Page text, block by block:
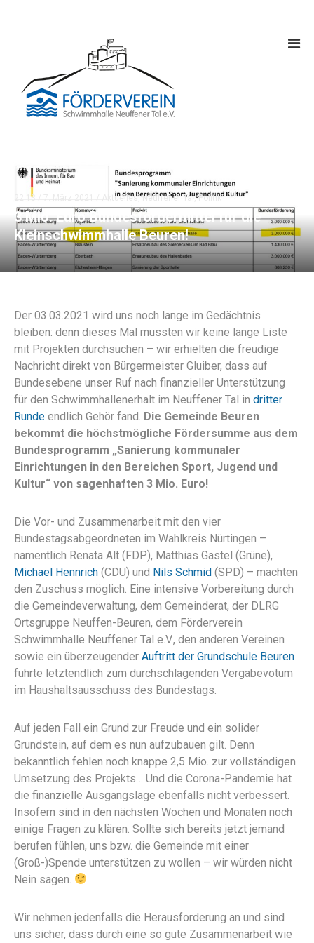
22:13 / Aktuelles,Neuffener Tal,Politik
3 Mio. Euro Bundesfördermittel für die
Kleinschwimmhalle Beuren!
Der 03.03.2021 wird uns noch lange im Gedächtnis
bleiben: denn dieses Mal mussten wir keine lange Liste
mit Projekten durchsuchen – wir erhielten die freudige
Nachricht direkt von Bürgermeister Gluiber, dass auf
Bundesebene unser Ruf nach finanzieller Unterstützung
für den Schwimmhallenerhalt im Neuffener Tal in dritter
Runde endlich Gehör fand. Die Gemeinde Beuren
bekommt die höchstmögliche Fördersumme aus dem
Bundesprogramm „Sanierung kommunaler
Einrichtungen in den Bereichen Sport, Jugend und
Kultur“ von sagenhaften 3 Mio. Euro!
Die Vor- und Zusammenarbeit mit den vier
Bundestagsabgeordneten im Wahlkreis Nürtingen –
namentlich Renata Alt (FDP), Matthias Gastel (Grüne),
Michael Hennrich (CDU) und Nils Schmid (SPD) – machten
den Zuschuss möglich. Eine intensive Vorbereitung durch
die Gemeindeverwaltung, dem Gemeinderat, der DLRG
Ortsgruppe Neuffen-Beuren, dem Förderverein
Schwimmhalle Neuffener Tal e.V., den anderen Vereinen
sowie ein überzeugender Auftritt der Grundschule Beuren
führte letztendlich zum durchschlagenden Vergabevotum
im Haushaltsausschuss des Bundestags.
Auf jeden Fall ein Grund zur Freude und ein solider
Grundstein, auf dem es nun aufzubauen gilt. Denn
bekanntlich fehlen noch knappe 2,5 Mio. zur vollständigen
Umsetzung des Projekts… Und die Corona-Pandemie hat
die finanzielle Ausgangslage ebenfalls nicht verbessert.
Insofern sind in den nächsten Wochen und Monaten noch
einige Fragen zu klären. Sollte sich bereits jetzt jemand
berufen fühlen, uns bzw. die Gemeinde mit einer
(Groß-)Spende unterstützen zu wollen – wir würden nicht
Nein sagen.
Wir nehmen jedenfalls die Herausforderung an und sind
uns sicher, dass durch eine so gute Zusammenarbeit wie